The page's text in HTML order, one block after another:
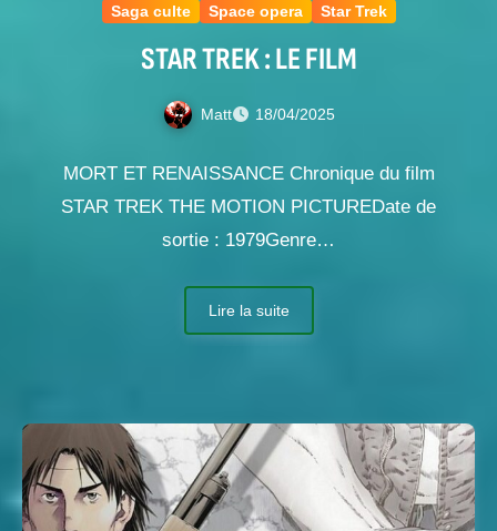
Saga culte
Space opera Star Trek
STAR TREK : LE FILM
Matt 18/04/2025
MORT ET RENAISSANCE Chronique du film
STAR TREK THE MOTION PICTUREDate de
sortie : 1979Genre…
Lire la suite